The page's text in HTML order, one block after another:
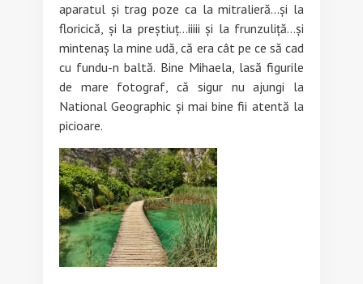
aparatul și trag poze ca la mitralieră…și la
floricică, și la preștiuț…iiiii și la frunzuliță…și
mintenaș la mine udă, că era cât pe ce să cad
cu fundu-n baltă. Bine Mihaela, lasă figurile
de mare fotograf, că sigur nu ajungi la
National Geographic și mai bine fii atentă la
picioare.